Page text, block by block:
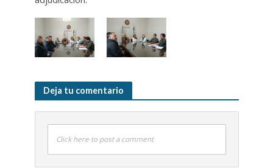
Deja tu comentario
Click here to post a comment